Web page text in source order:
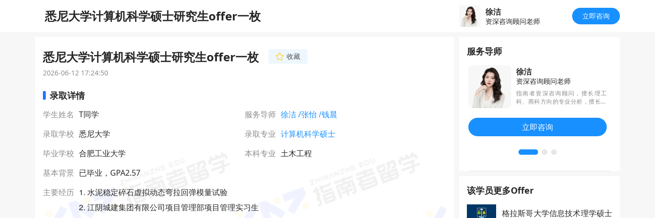
悉尼大学计算机科学硕士研究生offer一枚 徐洁
资深咨询顾问老师
立即咨询
悉尼大学计算机科学硕士研究生offer一枚
收藏
2026-06-12 17:24:50
录取详情
学生姓名 T同学 服务导师 徐洁/张怡/钱晨
录取学校 悉尼大学 录取专业 计算机科学硕士
毕业学校 合肥工业大学 本科专业 土木工程
基本背景 已毕业，GPA2.57
主要经历 1. 水泥稳定碎石虚拟动态弯拉回弹模量试验
2. 江阴城建集团有限公司项目管理部项目管理实习生
服务导师
徐洁
资深咨询顾问老师
指南者资深咨询顾问，擅长理工
科、商科方向的专业分析，擅长从
议。专业、耐心、负责、诚信、已
帮助学生斩获帝国理工、nus、nt
u、hku、cuhk等名校录取
立即咨询
该学员更多Offer
格拉斯哥大学信息技术理学硕士